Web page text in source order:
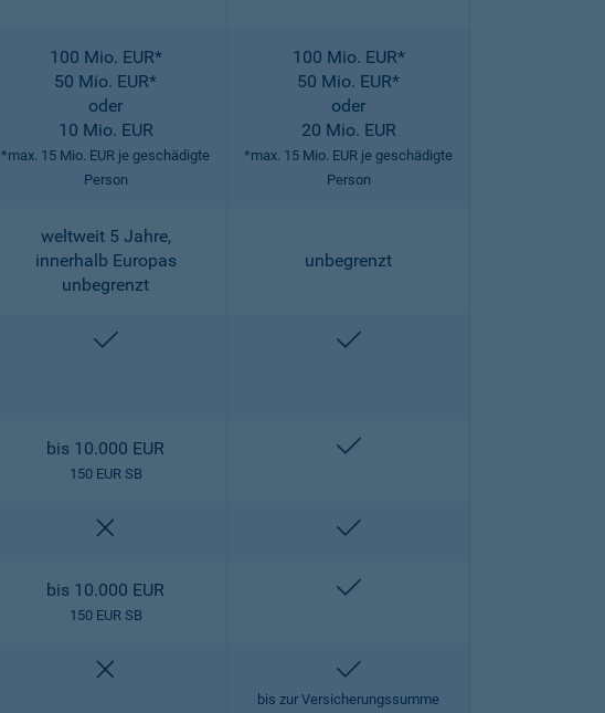
100 Mio. EUR*
50 Mio. EUR*
oder
10 Mio. EUR
*max. 15 Mio. EUR je geschädigte
Person
100 Mio. EUR*
50 Mio. EUR*
oder
20 Mio. EUR
*max. 15 Mio. EUR je geschädigte
Person
weltweit 5 Jahre,
innerhalb Europas
unbegrenzt
unbegrenzt
enthalten enthalten
bis 10.000 EUR
150 EUR SB
enthalten
enthalten
bis 10.000 EUR
150 EUR SB
enthalten
enthalten
bis zur Versicherungssumme